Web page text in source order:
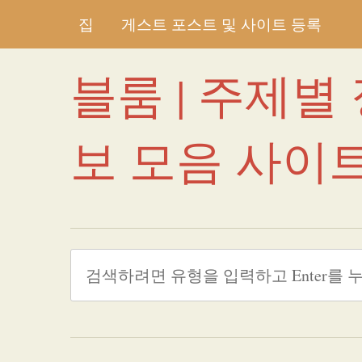
집 게스트 포스트 및 사이트 등록
블룸 | 주제별
보 모음 사이